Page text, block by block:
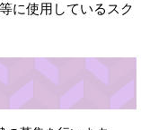
に使用しているスク